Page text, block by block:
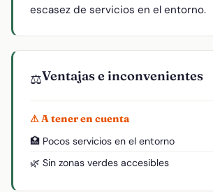
escasez de servicios en el entorno.
⚖️Ventajas e inconvenientes
⚠ A tener en cuenta
🏥 Pocos servicios en el entorno
🌿 Sin zonas verdes accesibles